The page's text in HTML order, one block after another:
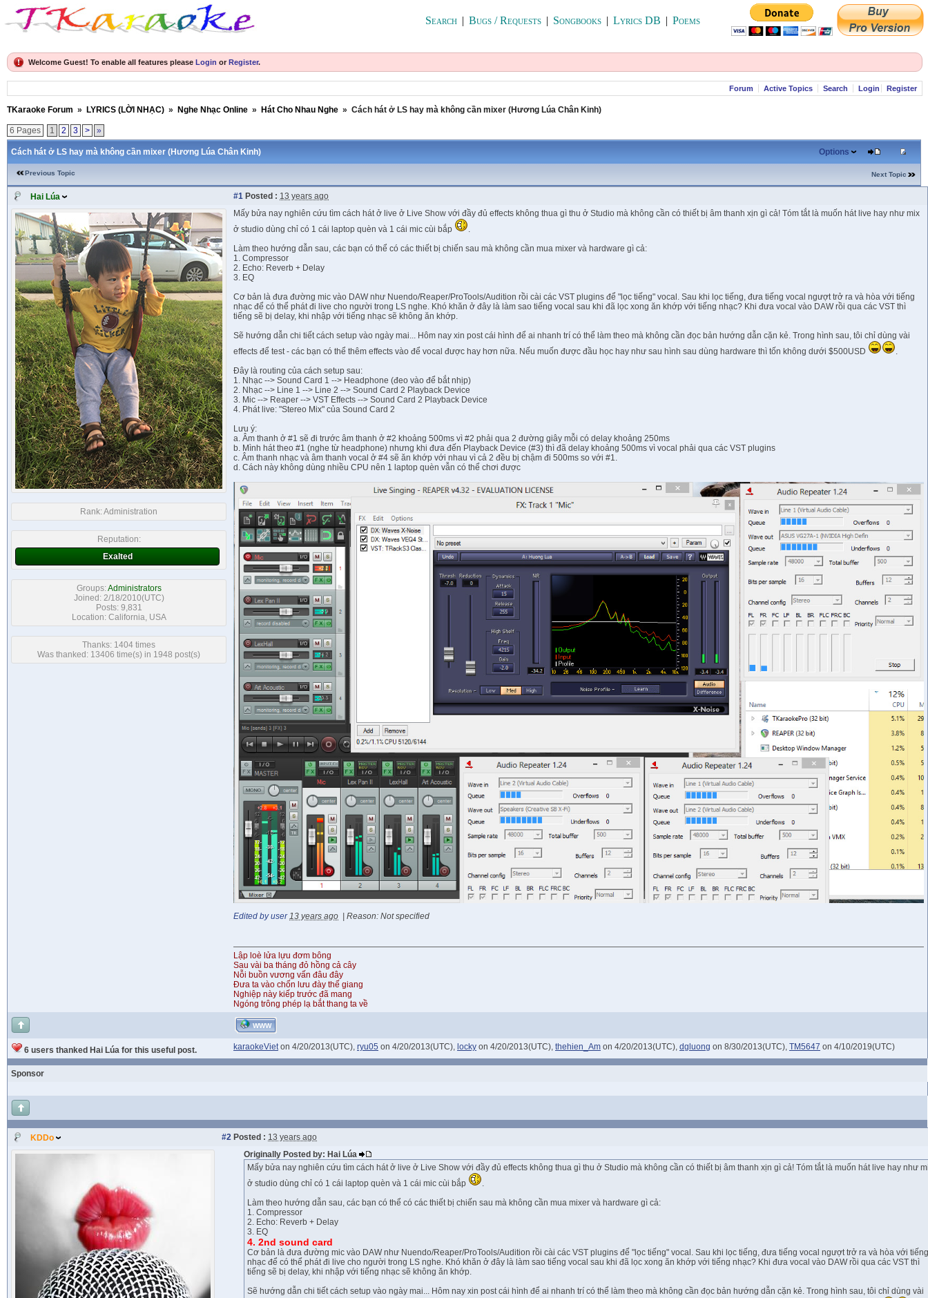
Search | Bugs / Requests | Songbooks | Lyrics DB | Poems
Welcome Guest! To enable all features please Login or Register.
Forum Active Topics Search Login Register
TKaraoke Forum » LYRICS (LỜI NHẠC) » Nghe Nhạc Online » Hát Cho Nhau Nghe » Cách hát ở LS hay mà không cần mixer (Hương Lúa Chân Kinh)
6 Pages 1 2 3 > »
Cách hát ở LS hay mà không cần mixer (Hương Lúa Chân Kinh) Options
Previous Topic Next Topic
Hai Lúa #1 Posted : 13 years ago
Rank:Administration
Reputation:
Exalted
Groups:Administrators
Joined: 2/18/2010(UTC)
Posts: 9,831
Location: California, USA
Thanks: 1404 times
Was thanked: 13406 time(s) in 1948 post(s)
Mấy bửa nay nghiên cứu tìm cách hát ở live ở Live Show với đầy đủ effects không thua gì thu ở Studio mà không cần có thiết bị âm thanh xịn gì cả! Tóm tắt là muốn hát live hay như mix
ở studio dùng chỉ có 1 cái laptop quèn và 1 cái mic cùi bắp
.
Làm theo hướng dẫn sau, các bạn có thể có các thiết bị chiến sau mà không cần mua mixer và hardware gì cả:
1. Compressor
2. Echo: Reverb + Delay
3. EQ
Cơ bản là đưa đường mic vào DAW như Nuendo/Reaper/ProTools/Audition rồi cài các VST plugins để "lọc tiếng" vocal. Sau khi lọc tiếng, đưa tiếng vocal ngượt trở ra và hòa với tiếng
nhạc để có thể phát đi live cho người trong LS nghe. Khó khăn ở đây là làm sao tiếng vocal sau khi đã lọc xong ăn khớp với tiếng nhạc? Khi đưa vocal vào DAW rồi qua các VST thì
tiếng sẽ bị delay, khi nhập với tiếng nhạc sẽ không ăn khớp.
Sẽ hướng dẫn chi tiết cách setup vào ngày mai... Hôm nay xin post cái hình để ai nhanh trí có thể làm theo mà không cần đọc bản hướng dẫn cặn kẻ. Trong hình sau, tôi chỉ dùng vài
effects để test - các bạn có thể thêm effects vào để vocal được hay hơn nữa. Nếu muốn được đầu học hay như sau hình sau dùng hardware thì tốn không dưới $500USD
.
Đây là routing của cách setup sau:
1. Nhạc --> Sound Card 1 --> Headphone (đeo vào để bắt nhịp)
2. Nhạc --> Line 1 --> Line 2 --> Sound Card 2 Playback Device
3. Mic --> Reaper --> VST Effects --> Sound Card 2 Playback Device
4. Phát live: "Stereo Mix" của Sound Card 2
Lưu ý:
a. Âm thanh ở #1 sẽ đi trước âm thanh ở #2 khoảng 500ms vì #2 phải qua 2 đường giây mỗi có delay khoảng 250ms
b. Mình hát theo #1 (nghe từ headphone) nhưng khi đưa đến Playback Device (#3) thì đã delay khoảng 500ms vì vocal phải qua các VST plugins
c. Âm thanh nhạc và âm thanh vocal ở #4 sẽ ăn khớp với nhau vì cả 2 đều bị chậm đi 500ms so với #1.
d. Cách này không dùng nhiều CPU nên 1 laptop quèn vẫn có thể chơi được
Edited by user 13 years ago | Reason: Not specified
Lập loè lửa lựu đơm bông
Sau vài ba tháng đỏ hồng cả cây
Nỗi buồn vương vấn đâu đây
Đưa ta vào chốn lưu đày thế giang
Nghiệp này kiếp trước đã mang
Ngóng trông phép lạ bắt thang ta về
WWW
6 users thanked Hai Lúa for this useful post. karaokeVieton 4/20/2013(UTC), ryu05 on 4/20/2013(UTC), locky on 4/20/2013(UTC), thehien_Am on 4/20/2013(UTC), dgluong on 8/30/2013(UTC), TM5647 on 4/10/2019(UTC)
Sponsor
KDDo #2 Posted : 13 years ago
Originally Posted by: Hai Lúa
Mấy bửa nay nghiên cứu tìm cách hát ở live ở Live Show với đầy đủ effects không thua gì thu ở Studio mà không cần có thiết bị âm thanh xịn gì cả! Tóm tắt là muốn hát live hay như
ở studio dùng chỉ có 1 cái laptop quèn và 1 cái mic cùi bắp
.
Làm theo hướng dẫn sau, các bạn có thể có các thiết bị chiến sau mà không cần mua mixer và hardware gì cả:
1. Compressor
2. Echo: Reverb + Delay
3. EQ
4. 2nd sound card
Cơ bản là đưa đường mic vào DAW như Nuendo/Reaper/ProTools/Audition rồi cài các VST plugins để "lọc tiếng" vocal. Sau khi lọc tiếng, đưa tiếng vocal ngượt trở ra và hòa với tiếng
nhạc để có thể phát đi live cho người trong LS nghe. Khó khăn ở đây là làm sao tiếng vocal sau khi đã lọc xong ăn khớp với tiếng nhạc? Khi đưa vocal vào DAW rồi qua các VST thì
tiếng sẽ bị delay, khi nhập với tiếng nhạc sẽ không ăn khớp.
Sẽ hướng dẫn chi tiết cách setup vào ngày mai... Hôm nay xin post cái hình để ai nhanh trí có thể làm theo mà không cần đọc bản hướng dẫn cặn kẻ. Trong hình sau, tôi chỉ dùng vài